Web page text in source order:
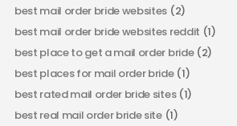
best mail order bride websites (2)
best mail order bride websites reddit (1)
best place to get a mail order bride(2)
best places for mail order bride(1)
best rated mail order bride sites(1)
best real mail order bride site(1)